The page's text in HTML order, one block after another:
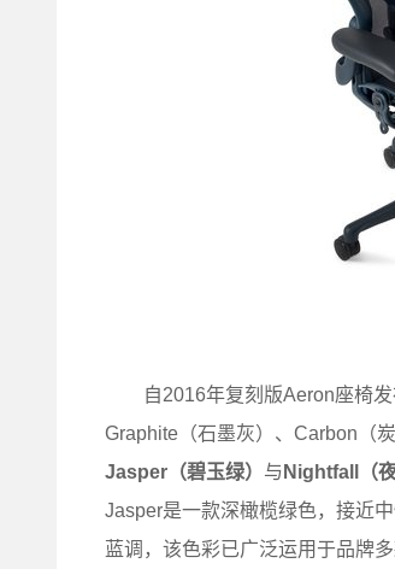
自2016年复刻版Aeron座椅发
Graphite（石墨灰）、Carbon（
Jasper （碧玉绿） 与 Nightfall （
Jasper是一款深橄榄绿色，接近
蓝调，该色彩已广泛运用于品牌